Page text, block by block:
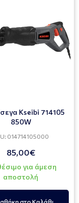
Kseibi 714105
850W
014714105000
85,00€
για άμεση
αποστολή
στο Καλάθι